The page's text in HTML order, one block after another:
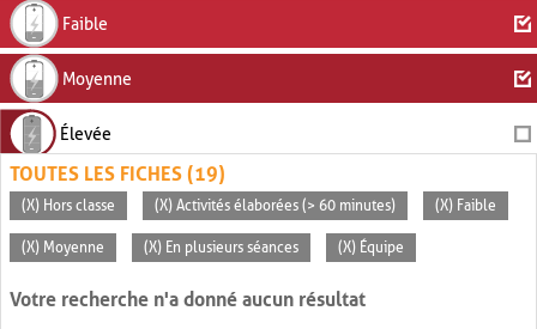
Faible
Moyenne
Élevée
TOUTES LES FICHES (19)
(X) Hors classe (X) Activités élaborées (> 60 minutes) (X) Faible
(X) Moyenne (X) En plusieurs séances (X) Équipe
Votre recherche n'a donné aucun résultat